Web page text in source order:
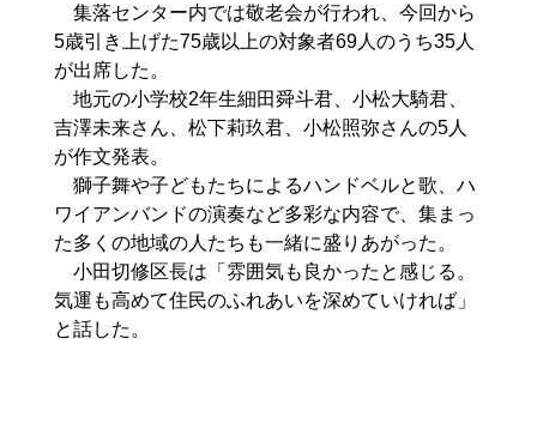
集落センター内では敬老会が行われ、今回から
5歳引き上げた75歳以上の対象者69人のうち35人
が出席した。
地元の小学校2年生細田舜斗君、小松大騎君、
吉澤未来さん、松下莉玖君、小松照弥さんの5人
が作文発表。
獅子舞や子どもたちによるハンドベルと歌、ハ
ワイアンバンドの演奏など多彩な内容で、集まっ
た多くの地域の人たちも一緒に盛りあがった。
小田切修区長は「雰囲気も良かったと感じる。
気運も高めて住民のふれあいを深めていければ」
と話した。